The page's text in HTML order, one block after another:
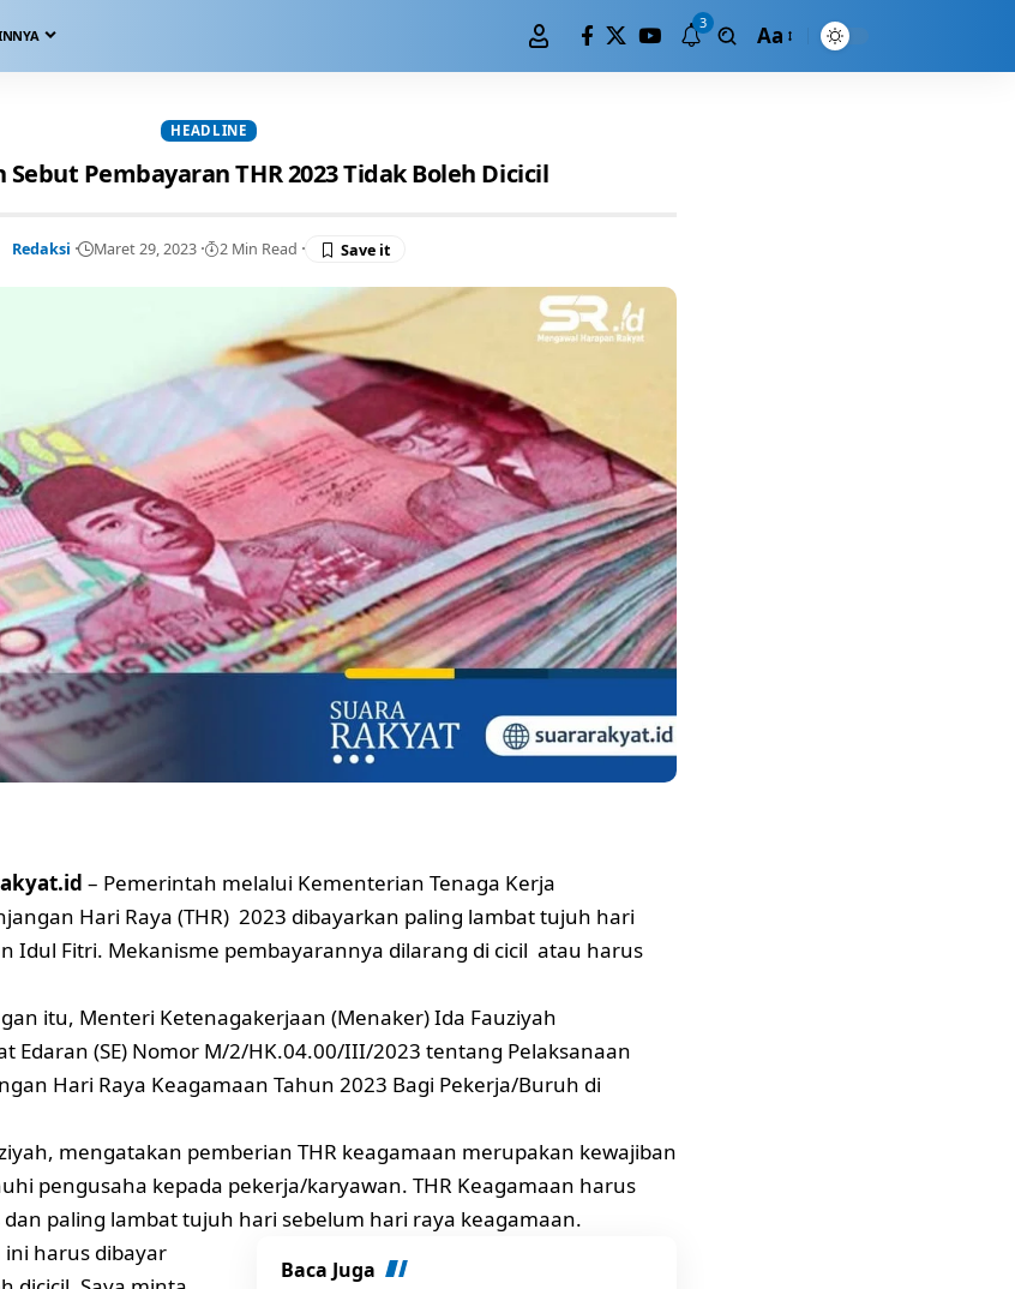
3 Aa
HEADLINE
Pembayaran THR 2023 Tidak Boleh Dicicil
Redaksi Maret 29, 2023 2 Min Read
– Pemerintah melalui Kementerian Tenaga Kerja
Hari Raya (THR) 2023 dibayarkan paling lambat tujuh hari
Idul Fitri. Mekanisme pembayarannya dilarang di cicil atau harus
itu, Menteri Ketenagakerjaan (Menaker) Ida Fauziyah
Edaran (SE) Nomor M/2/HK.04.00/III/2023 tentang Pelaksanaan
Hari Raya Keagamaan Tahun 2023 Bagi Pekerja/Buruh di
mengatakan pemberian THR keagamaan merupakan kewajiban
pengusaha kepada pekerja/karyawan. THR Keagamaan harus
paling lambat tujuh hari sebelum hari raya keagamaan.
Baca Juga
ini harus dibayar